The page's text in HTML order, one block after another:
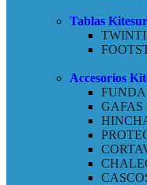
Tablas
Accesorios
GAFAS